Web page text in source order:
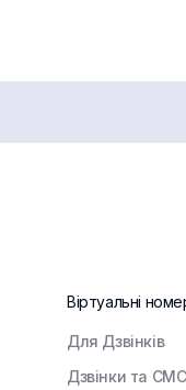
Віртуальні
Для Дзвінків
Дзвінки та СМС